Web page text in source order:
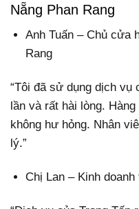
Nẵng Phan Rang
Anh Tuấn – Chủ cửa
Rang
“Tôi đã sử dụng dịch vụ
lần và rất hài lòng.
không hư hỏng. Nhân
lý.”
Chị Lan – Kinh